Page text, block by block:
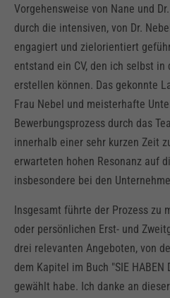
Vorgehensweise von Nane und
durch die intensiven, von Dr.
engagiert und zielorientiert
entstand ein CV, den ich selbst
erstellen können. Das gekonnte
Frau Nebel und meisterhafte
Bewerbungsprozess durch das
innerhalb einer sehr kurzen Zeit
erwarteten hohen Resonanz auf
insbesondere bei den
Insgesamt führte der Prozess zu
oder persönlichen Erst- und
drei relevanten Angeboten, von
dem Kapitel im Buch "SIE HABEN
gewählt habe. Ich danke an